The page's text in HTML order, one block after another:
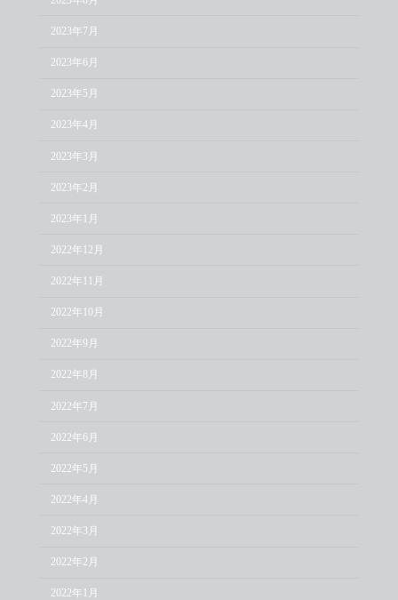
2023年7月
2023年6月
2023年5月
2023年4月
2023年3月
2023年2月
2023年1月
2022年12月
2022年11月
2022年10月
2022年9月
2022年8月
2022年7月
2022年6月
2022年5月
2022年4月
2022年3月
2022年2月
2022年1月